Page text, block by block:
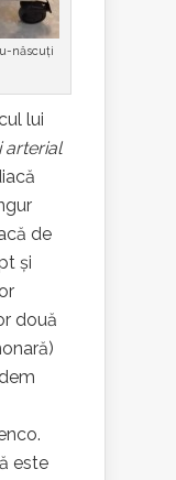
născuți
lui
arterial
de
și
două
este